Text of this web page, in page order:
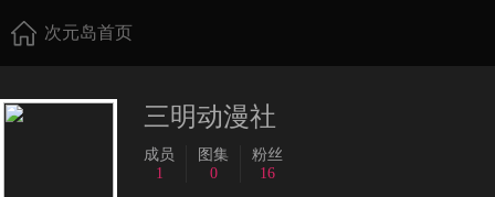
次元岛首页
三明动漫社
成员
1
图集
0
粉丝
16